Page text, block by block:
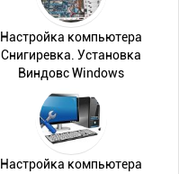
Настройка компьютера
Снигиревка. Установка
Виндовс Windows
Настройка компьютера